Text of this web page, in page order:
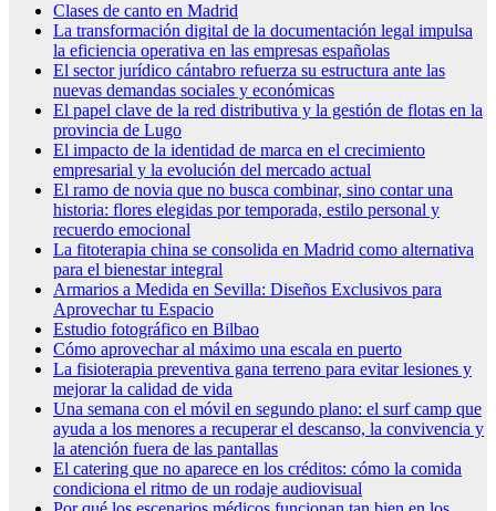
Clases de canto en Madrid
La transformación digital de la documentación legal impulsa
la eficiencia operativa en las empresas españolas
El sector jurídico cántabro refuerza su estructura ante las
nuevas demandas sociales y económicas
El papel clave de la red distributiva y la gestión de flotas en la
provincia de Lugo
El impacto de la identidad de marca en el crecimiento
empresarial y la evolución del mercado actual
El ramo de novia que no busca combinar, sino contar una
historia: flores elegidas por temporada, estilo personal y
recuerdo emocional
La fitoterapia china se consolida en Madrid como alternativa
para el bienestar integral
Armarios a Medida en Sevilla: Diseños Exclusivos para
Aprovechar tu Espacio
Estudio fotográfico en Bilbao
Cómo aprovechar al máximo una escala en puerto
La fisioterapia preventiva gana terreno para evitar lesiones y
mejorar la calidad de vida
Una semana con el móvil en segundo plano: el surf camp que
ayuda a los menores a recuperar el descanso, la convivencia y
la atención fuera de las pantallas
El catering que no aparece en los créditos: cómo la comida
condiciona el ritmo de un rodaje audiovisual